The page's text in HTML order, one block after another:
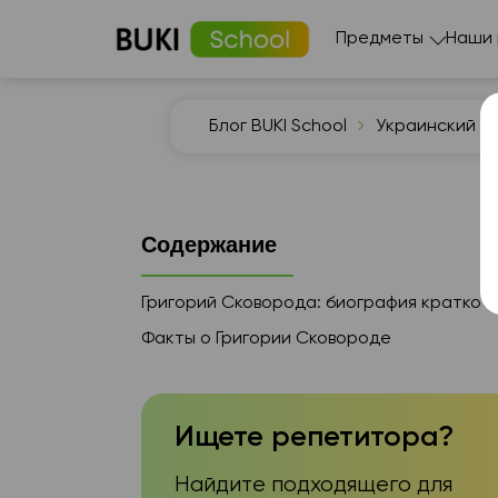
Предметы Наши
Блог BUKI School Украинский
Содержание
Григорий Сковорода: биография кратко
Факты о Григории Сковороде
Ищете репетитора?
Найдите подходящего для